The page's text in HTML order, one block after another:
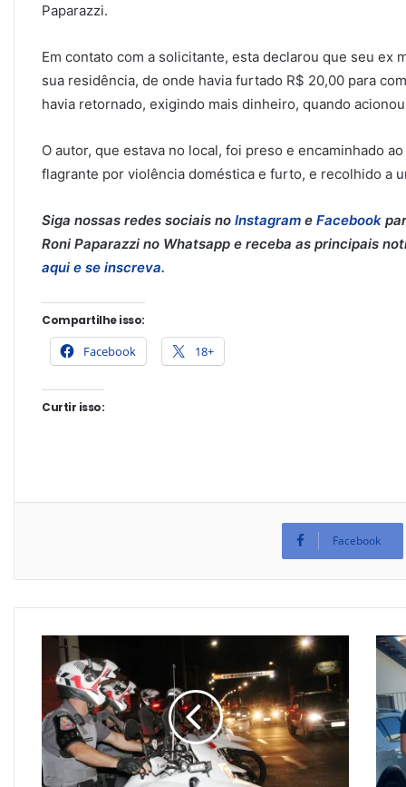
Paparazzi.
Em contato com a solicitante, esta declarou que seu ex
sua residência, de onde havia furtado R$ 20,00 para
havia retornado, exigindo mais dinheiro, quando
O autor, que estava no local, foi preso e encaminhado
flagrante por violência doméstica e furto, e recolhido a
Siga nossas redes sociais no Instagram e Facebook
Roni Paparazzi no Whatsapp e receba as principais
aqui e se inscreva.
Compartilhe isso:
Facebook 18+
Curtir isso:
Facebook